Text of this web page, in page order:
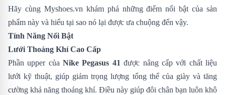
Hãy cùng Myshoes.vn khám phá những điểm nổi bật của sản
phẩm này và hiểu tại sao nó lại được ưa chuộng đến vậy.
Tính Năng Nổi Bật
Lưới Thoáng Khí Cao Cấp
Phần upper củaNike Pegasus 41 được nâng cấp với chất liệu
lưới kỹ thuật, giúp giảm trọng lượng tổng thể của giày và tăng
cường khả năng thoáng khí. Điều này giúp đôi chân bạn luôn khô